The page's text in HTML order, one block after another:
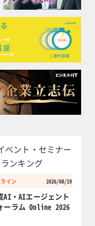
ベント・セミナー
ランキング
イン 2026/08/19
AI・AIエージェント
ーラム Online 2026